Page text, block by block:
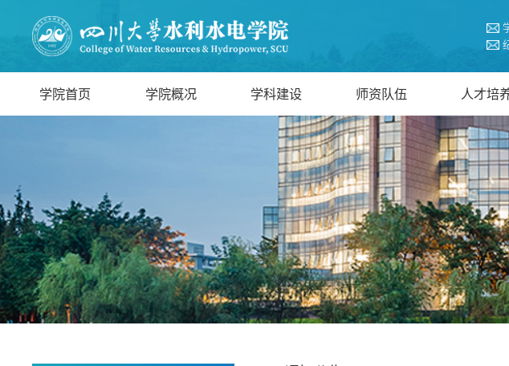
学院首页 学院概况 学科建设 师资队伍 人才培